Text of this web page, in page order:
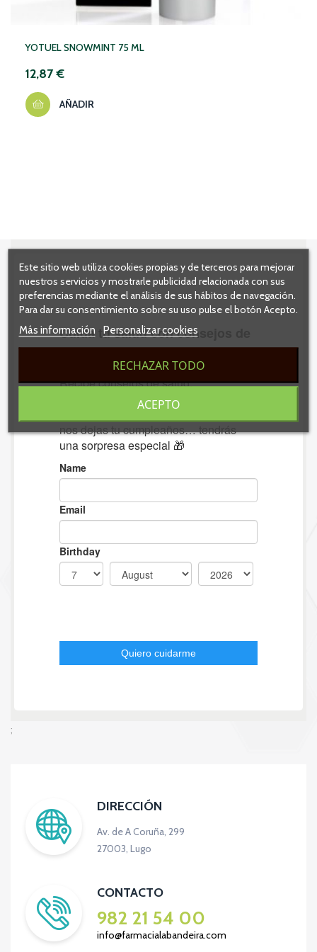
YOTUEL SNOWMINT 75 ML
12,87 €
AÑADIR
;
DIRECCIÓN
Av. de A Coruña, 299
27003, Lugo
CONTACTO
982 21 54 00
info@farmacialabandeira.com
Este sitio web utiliza cookies propias y de terceros para mejorar
nuestros servicios y mostrarle publicidad relacionada con sus
preferencias mediante el análisis de sus hábitos de navegación.
Para dar su consentimiento sobre su uso pulse el botón Acepto.
Más información
Personalizar cookies
RECHAZAR TODO
ACEPTO